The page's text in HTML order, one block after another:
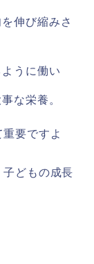
伸び縮みさ
うに働い
な栄養。
要ですよ
どもの成長